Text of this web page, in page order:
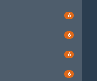
6
6
6
6